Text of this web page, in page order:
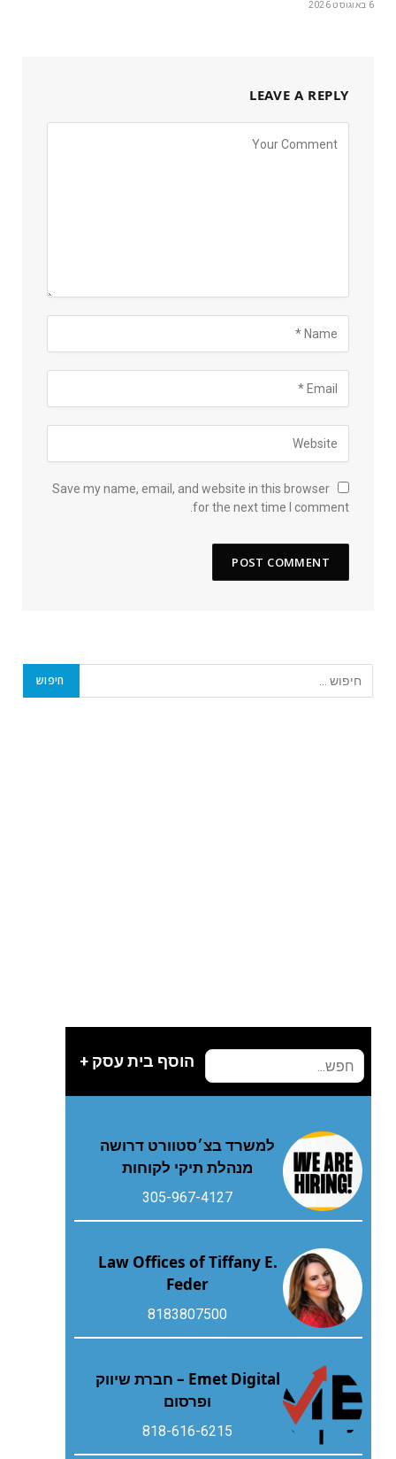
6 באוגוסט 2026
LEAVE A REPLY
Save my name, email, and website in this browser
for the next time I comment.
הוסף בית עסק +
למשרד בצ׳סטוורט דרושה
מנהלת תיקי לקוחות
305-967-4127
Law Offices of Tiffany E.
Feder
8183807500
Emet Digital – חברת שיווק
ופרסום
818-616-6215